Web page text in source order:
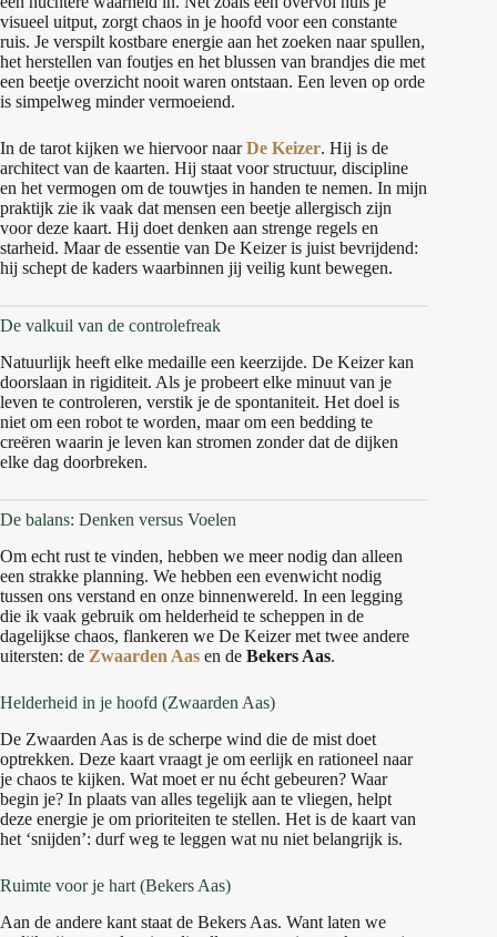
visueel uitput, zorgt chaos in je hoofd voor een constante
ruis. Je verspilt kostbare energie aan het zoeken naar spullen,
het herstellen van foutjes en het blussen van brandjes die met
een beetje overzicht nooit waren ontstaan. Een leven op orde
is simpelweg minder vermoeiend.
In de tarot kijken we hiervoor naarDe Keizer. Hij is de
architect van de kaarten. Hij staat voor structuur, discipline
en het vermogen om de touwtjes in handen te nemen. In mijn
praktijk zie ik vaak dat mensen een beetje allergisch zijn
voor deze kaart. Hij doet denken aan strenge regels en
starheid. Maar de essentie van De Keizer is juist bevrijdend:
hij schept de kaders waarbinnen jij veilig kunt bewegen.
De valkuil van de controlefreak
Natuurlijk heeft elke medaille een keerzijde. De Keizer kan
doorslaan in rigiditeit. Als je probeert elke minuut van je
leven te controleren, verstik je de spontaniteit. Het doel is
niet om een robot te worden, maar om een bedding te
creëren waarin je leven kan stromen zonder dat de dijken
elke dag doorbreken.
De balans: Denken versus Voelen
Om echt rust te vinden, hebben we meer nodig dan alleen
een strakke planning. We hebben een evenwicht nodig
tussen ons verstand en onze binnenwereld. In een legging
die ik vaak gebruik om helderheid te scheppen in de
dagelijkse chaos, flankeren we De Keizer met twee andere
uitersten: de Zwaarden Aas en de Bekers Aas.
Helderheid in je hoofd (Zwaarden Aas)
De Zwaarden Aas is de scherpe wind die de mist doet
optrekken. Deze kaart vraagt je om eerlijk en rationeel naar
je chaos te kijken. Wat moet er nu écht gebeuren? Waar
begin je? In plaats van alles tegelijk aan te vliegen, helpt
deze energie je om prioriteiten te stellen. Het is de kaart van
het ‘snijden’: durf weg te leggen wat nu niet belangrijk is.
Ruimte voor je hart (Bekers Aas)
Aan de andere kant staat de Bekers Aas. Want laten we